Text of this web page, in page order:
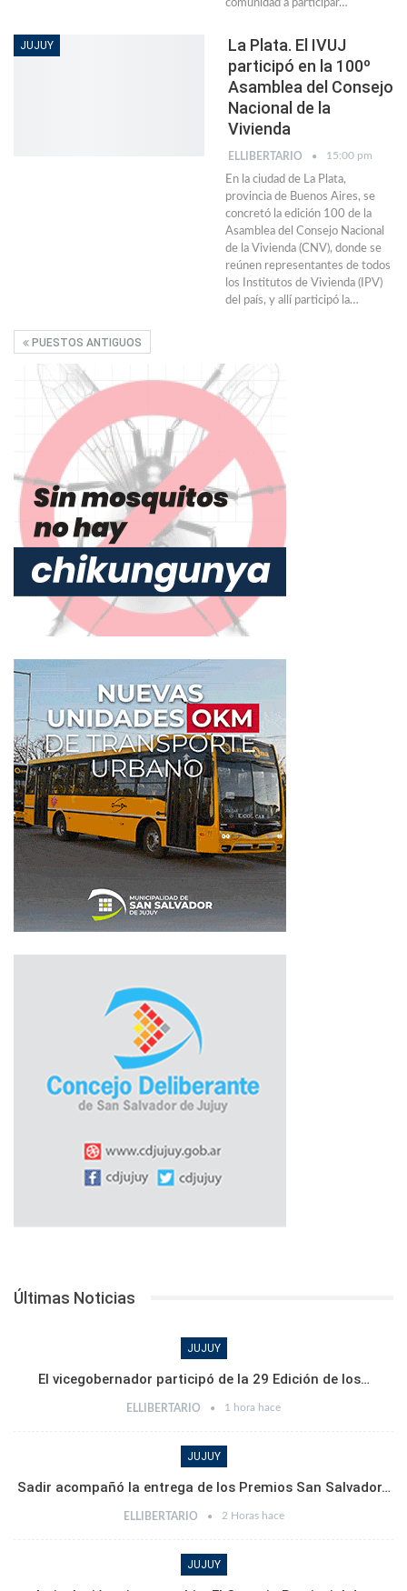
comunidad a participar…
JUJUY
La Plata. El IVUJ
participó en la 100º
Asamblea del Consejo
Nacional de la
Vivienda
ELLIBERTARIO 15:00 pm
En la ciudad de La Plata,
provincia de Buenos Aires, se
concretó la edición 100 de la
Asamblea del Consejo Nacional
de la Vivienda (CNV), donde se
reúnen representantes de todos
los Institutos de Vivienda (IPV)
del país, y allí participó la…
PUESTOS ANTIGUOS
Últimas Noticias
JUJUY
El vicegobernador participó de la 29 Edición de los…
ELLIBERTARIO 1 hora hace
JUJUY
Sadir acompañó la entrega de los Premios San Salvador…
ELLIBERTARIO 2 Horas hace
JUJUY